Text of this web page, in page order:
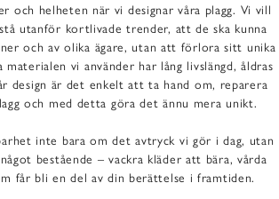
och helheten när vi designar våra plagg. Vi vill
utanför kortlivade trender, att de ska kunna
och av olika ägare, utan att förlora sitt unika
vi använder har lång livslängd, åldras
design är det enkelt att ta hand om, reparera
och med detta göra det ännu mera unikt.
inte bara om det avtryck vi gör i dag, utan
bestående – vackra kläder att bära, vårda
får bli en del av din berättelse i framtiden.